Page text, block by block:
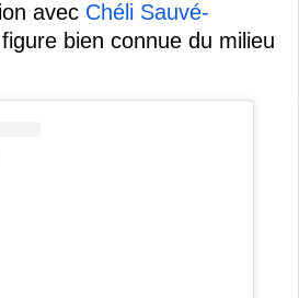
avec Chéli Sauvé-
bien connue du milieu